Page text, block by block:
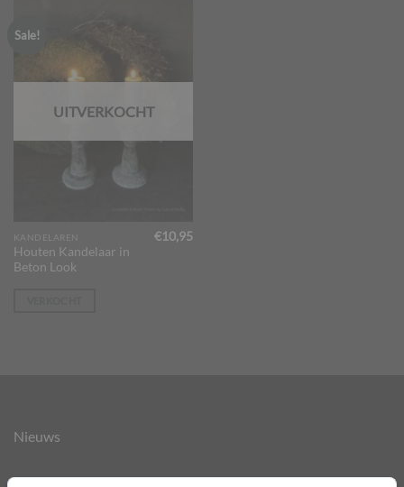
Sale!
UITVERKOCHT
KANDELAREN
Houten Kandelaar in
Beton Look
€10,95
Nieuws